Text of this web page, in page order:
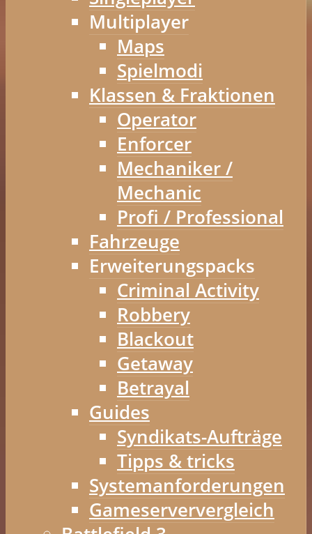
Multiplayer
Maps
Spielmodi
Klassen & Fraktionen
Operator
Enforcer
Mechaniker /
Mechanic
Profi / Professional
Fahrzeuge
Erweiterungspacks
Criminal Activity
Robbery
Blackout
Getaway
Betrayal
Guides
Syndikats-Aufträge
Tipps & tricks
Systemanforderungen
Gameserververgleich